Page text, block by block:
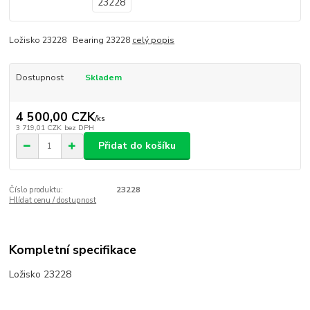
Ložisko 23228 Bearing 23228 celý popis
Dostupnost Skladem
4 500,00 CZK/ks
3 719,01 CZK bez DPH
Přidat do košíku
Číslo produktu:
23228
Hlídat cenu / dostupnost
Kompletní specifikace
Ložisko 23228